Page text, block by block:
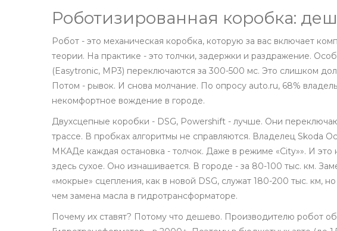
Роботизированная коробка:
Робот - это механическая коробка, которую за вас включает
теории. На практике - это толчки, задержки и раздражение.
(Easytronic, MP3) переключаются за 300-500 мс. Это слишком
Потом - рывок. И снова молчание. По опросу auto.ru, 68%
некомфортное вождение в городе.
Двухсцепные коробки - DSG, Powershift - лучше. Они
трассе. В пробках алгоритмы не справляются. Владелец Skoda
МКАДе каждая остановка - толчок. Даже в режиме «City»». И это
здесь сухое. Оно изнашивается. В городе - за 80-100 тыс. км.
«мокрые» сцепления, как в новой DSG, служат 180-200 тыс. км,
чем замена масла в гидротрансформаторе.
Почему их ставят? Потому что дешево. Производителю робот